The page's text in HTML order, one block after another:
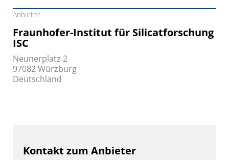
Anbieter
Fraunhofer-Institut für Silicatforschung
ISC
Neunerplatz 2
97082 Würzburg
Deutschland
Kontakt zum Anbieter